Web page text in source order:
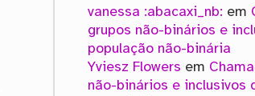
vanessa :abacaxi_nb: em
grupos não-binários e
população não-binária
Yviesz Flowers em
não-binários e inclusivos